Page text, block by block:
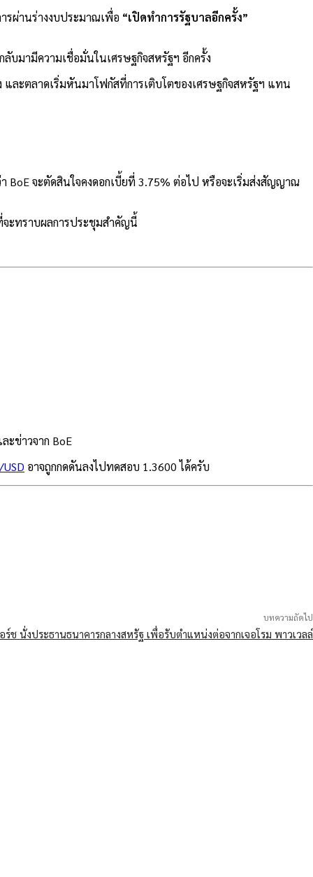
รผ่านร่างงบประมาณเพื่อ “เปิดทำการรัฐบาลอีกครั้ง”
บมามีความเชื่อมั่นในเศรษฐกิจสหรัฐฯ อีกครั้ง
ละตลาดเริ่มหันมาโฟกัสที่การเติบโตของเศรษฐกิจสหรัฐฯ แทน
BoE จะตัดสินใจคงดอกเบี้ยที่ 3.75% ต่อไป หรือจะเริ่มส่งสัญญาณ
จะทราบผลการประชุมสำคัญนี้
ะข่าวจาก BoE
อาจถูกกดดันลงไปทดสอบ 1.3600 ได้ครับ
บทความถัดไป
ช นั่งประธานธนาคารกลางสหรัฐ เพื่อรับตำแหน่งต่อจากเจอโรม พาวเวลล์